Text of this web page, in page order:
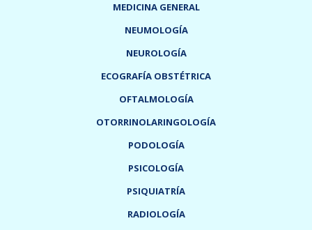
MEDICINA GENERAL
NEUMOLOGÍA
NEUROLOGÍA
ECOGRAFÍA OBSTÉTRICA
OFTALMOLOGÍA
OTORRINOLARINGOLOGÍA
PODOLOGÍA
PSICOLOGÍA
PSIQUIATRÍA
RADIOLOGÍA